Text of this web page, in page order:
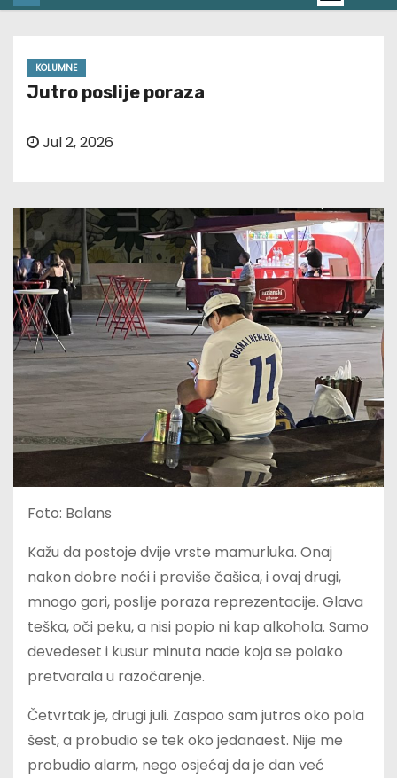
KOLUMNE
Jutro poslije poraza
Jul 2, 2026
Foto: Balans
Kažu da postoje dvije vrste mamurluka. Onaj
nakon dobre noći i previše čašica, i ovaj drugi,
mnogo gori, poslije poraza reprezentacije. Glava
teška, oči peku, a nisi popio ni kap alkohola. Samo
devedeset i kusur minuta nade koja se polako
pretvarala u razočarenje.
Četvrtak je, drugi juli. Zaspao sam jutros oko pola
šest, a probudio se tek oko jedanaest. Nije me
probudio alarm, nego osjećaj da je dan već